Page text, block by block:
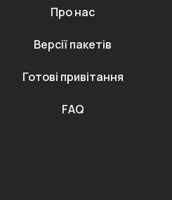
Про нас
Версії пакетів
Готові привітання
FAQ